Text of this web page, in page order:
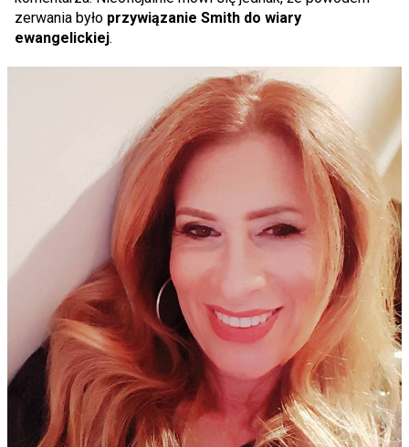
zerwania było przywiązanie Smith do wiary
ewangelickiej.